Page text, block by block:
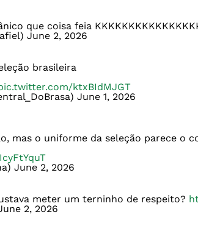
que coisa feia
June 2, 2026
brasileira
ktxBIdMJGT
June 1, 2026
mas o uniforme da seleção parece o
June 2, 2026
meter um terninho de respeito?
2, 2026